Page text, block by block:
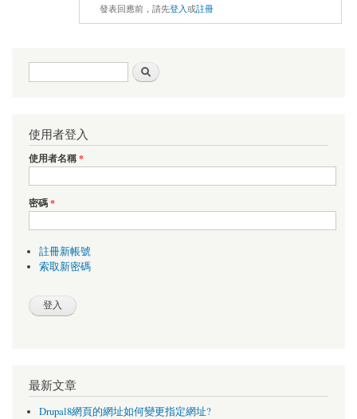
發表回應前，請先登入或註冊
搜尋表單
使用者登入
使用者名稱*
密碼*
註冊新帳號
索取新密碼
最新文章
Drupal8網頁的網址如何變更指定網址?